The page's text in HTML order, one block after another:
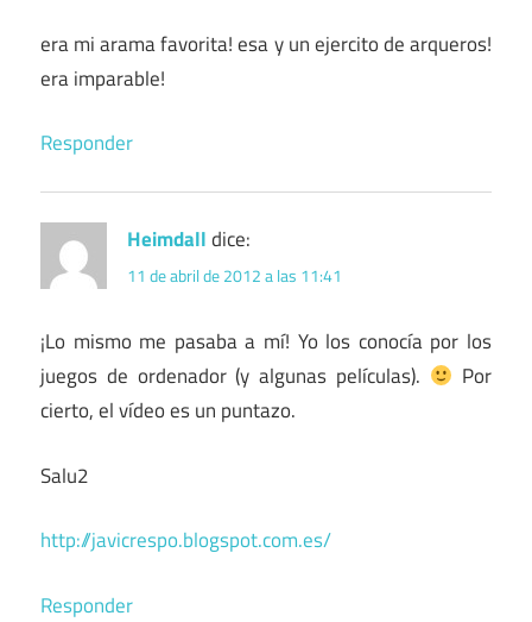
era mi arama favorita! esa y un ejercito de arqueros!
era imparable!
Responder
Heimdalldice:
11 de abril de 2012 a las 11:41
¡Lo mismo me pasaba a mí! Yo los conocía por los
juegos de ordenador (y algunas películas).
Por
cierto, el vídeo es un puntazo.
Salu2
http://javicrespo.blogspot.com.es/
Responder